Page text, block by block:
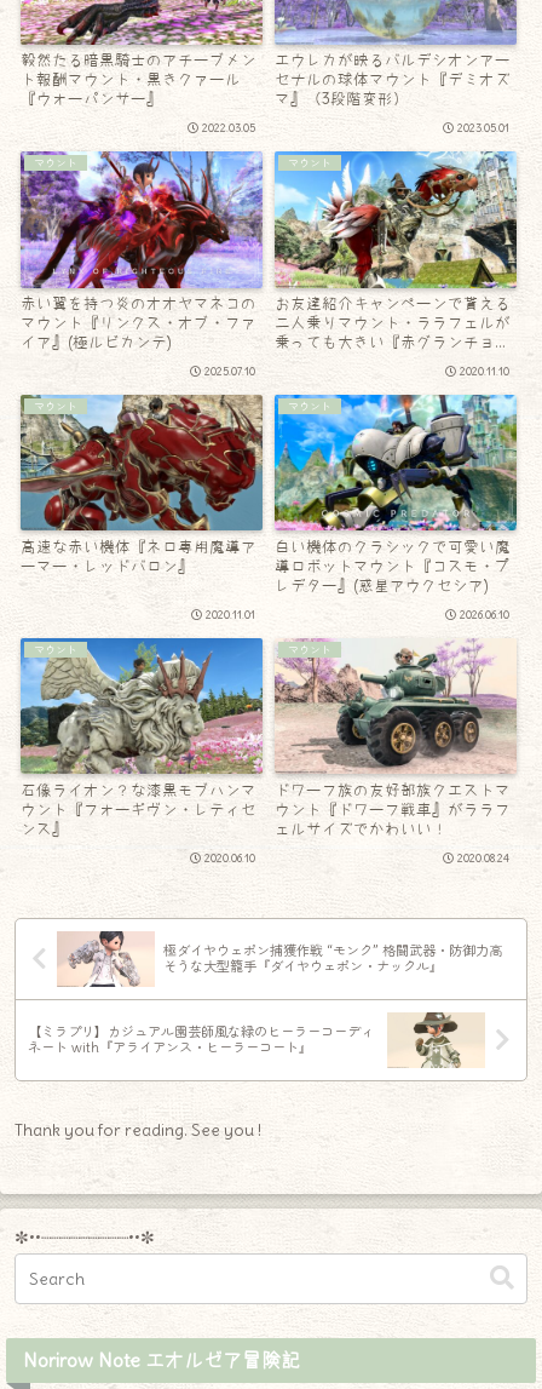
毅然たる暗黒騎士のアチーブメン
ト報酬マウント・黒きクァール
『ウォーパンサー』
2022.03.05
エウレカが映るバルデシオンアー
セナルの球体マウント『デミオズ
マ』（3段階変形）
2023.05.01
マウント
赤い翼を持つ炎のオオヤマネコの
マウント『リンクス・オブ・ファ
イア』(極ルビカンテ)
2025.07.10
マウント
お友達紹介キャンペーンで貰える
二人乗りマウント・ララフェルが
乗っても大きい『赤グランチョコ
ボ』
2020.11.10
マウント
高速な赤い機体『ネロ専用魔導ア
ーマー・レッドバロン』
2020.11.01
マウント
白い機体のクラシックで可愛い魔
導ロボットマウント『コスモ・プ
レデター』(惑星アウクセシア)
2026.06.10
マウント
石像ライオン？な漆黒モブハンマ
ウント『フォーギヴン・レティセ
ンス』
2020.06.10
マウント
ドワーフ族の友好部族クエストマ
ウント『ドワーフ戦車』がララフ
ェルサイズでかわいい！
2020.08.24
極ダイヤウェポン捕獲作戦 “モンク” 格闘武器・防御力高
そうな大型籠手『ダイヤウェポン・ナックル』
【ミラプリ】カジュアル園芸師風な緑のヒーラーコーディ
ネート with『アライアンス・ヒーラーコート』
Thank you for reading. See you !
✼••┈┈┈┈┈┈┈┈┈••✼
Norirow Note エオルゼア冒険記